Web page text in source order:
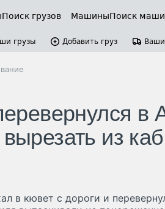
Поиск грузов МашиныПоиск
грузы Добавить груз
в
из
в кювет с дороги и